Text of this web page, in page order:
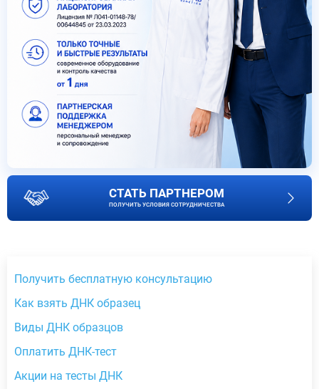
СТАТЬ ПАРТНЕРОМ
ПОЛУЧИТЬ УСЛОВИЯ СОТРУДНИЧЕСТВА
Получить бесплатную консультацию
Как взять ДНК образец
Виды ДНК образцов
Оплатить ДНК-тест
Акции на тесты ДНК